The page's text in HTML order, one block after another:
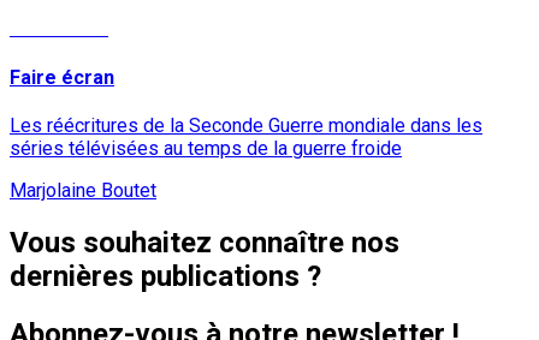
Faire écran
Les réécritures de la Seconde Guerre mondiale dans les
séries télévisées au temps de la guerre froide
Marjolaine Boutet
Vous souhaitez connaître nos
dernières publications ?